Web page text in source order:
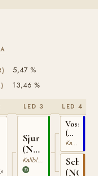
5,47 %
13,46 %
LED 3
Sjur
(NO)
T-
284
Kallblodig Travare
LED 4
Vossevinn
(NO)
N
1867
Kallblodig Travare
(NO)